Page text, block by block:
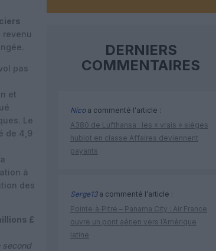
revenu
pas
et
Le
de 4,9
à
des
£
second
DERNIERS
COMMENTAIRES
Nicoa commenté l'article :
A380 de Lufthansa : les « vrais » sièges
hublot en classe Affaires deviennent
payants
Serge13a commenté l'article :
Pointe‑à‑Pitre – Panama City : Air France
ouvre un pont aérien vers l’Amérique
latine